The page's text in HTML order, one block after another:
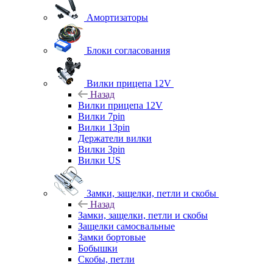
Амортизаторы
Блоки согласования
Вилки прицепа 12V
Назад
Вилки прицепа 12V
Вилки 7pin
Вилки 13pin
Держатели вилки
Вилки 3pin
Вилки US
Замки, защелки, петли и скобы
Назад
Замки, защелки, петли и скобы
Защелки самосвальные
Замки бортовые
Бобышки
Скобы, петли